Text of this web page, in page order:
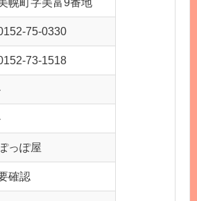
幌町字美富9番地
75-0330
73-1518
っぽ屋
確認